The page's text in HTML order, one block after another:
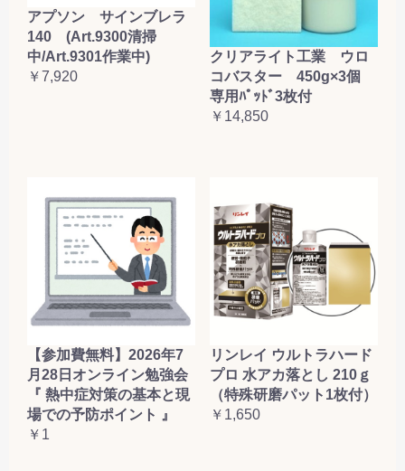
アプソン サインブレラ
140 (Art.9300清掃
中/Art.9301作業中)
￥7,920
クリアライト工業 ウロ
コバスター 450g×3個
専用ﾊﾟｯﾄﾞ3枚付
￥14,850
【参加費無料】2026年7
月28日オンライン勉強会
『 熱中症対策の基本と現
場での予防ポイント 』
￥1
リンレイ ウルトラハード
プロ 水アカ落とし 210ｇ
（特殊研磨パット1枚付）
￥1,650